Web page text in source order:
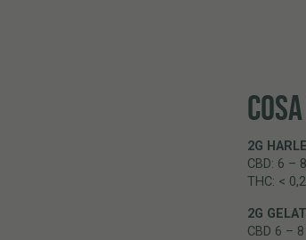
2G
CBD: 6 –
THC: <
2G
CBD 6 – 8